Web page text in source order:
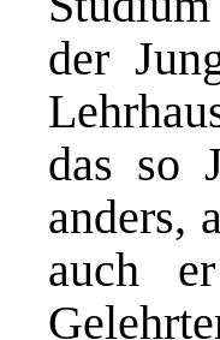
der
das so
anders,
auch